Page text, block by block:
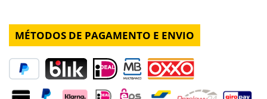
MÉTODOS DE PAGAMENTO E ENVIO